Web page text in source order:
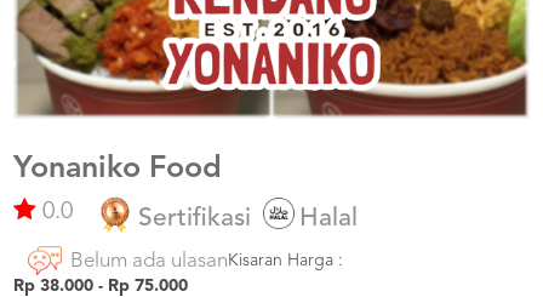
US
CATERERS
BLOG
TERMS
CONDITIONS
CALL
021
5091
3494
Yonaniko Food
0.0 Sertifikasi Halal
Belum ada ulasan Kisaran Harga :
Rp 38.000 - Rp 75.000